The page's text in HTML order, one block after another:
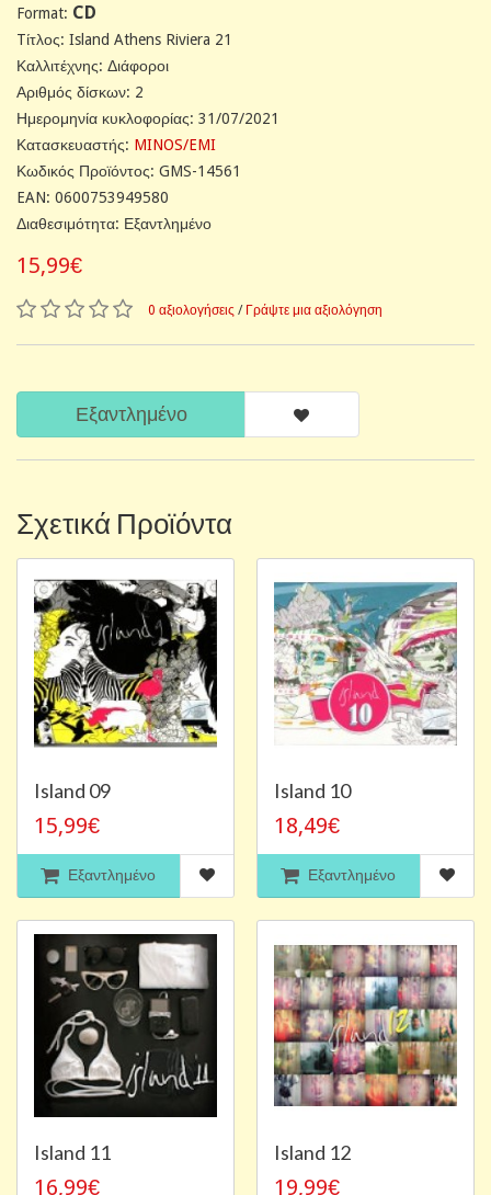
Format: CD
Tίτλος: Island Athens Riviera 21
Καλλιτέχνης: Διάφοροι
Αριθμός δίσκων: 2
Ημερομηνία κυκλοφορίας: 31/07/2021
Κατασκευαστής: MINOS/EMI
Κωδικός Προϊόντος: GMS-14561
EAN: 0600753949580
Διαθεσιμότητα: Εξαντλημένο
15,99€
0 αξιολογήσεις / Γράψτε μια αξιολόγηση
Εξαντλημένο
Σχετικά Προϊόντα
Island 09
15,99€
Εξαντλημένο
Island 10
18,49€
Εξαντλημένο
Island 11
16,99€
Island 12
19,99€